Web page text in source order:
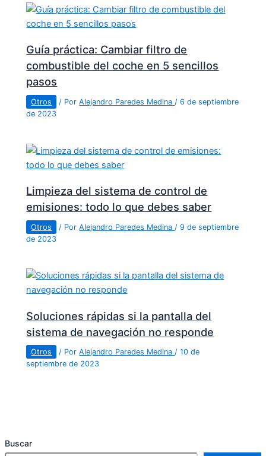
Guía práctica: Cambiar filtro de
combustible del coche en 5 sencillos
pasos
Otros / PorAlejandro Paredes Medina /6 de septiembre
de 2023
Limpieza del sistema de control de
emisiones: todo lo que debes saber
Otros / PorAlejandro Paredes Medina /9 de septiembre
de 2023
Soluciones rápidas si la pantalla del
sistema de navegación no responde
Otros / PorAlejandro Paredes Medina/10 de
septiembre de 2023
Buscar